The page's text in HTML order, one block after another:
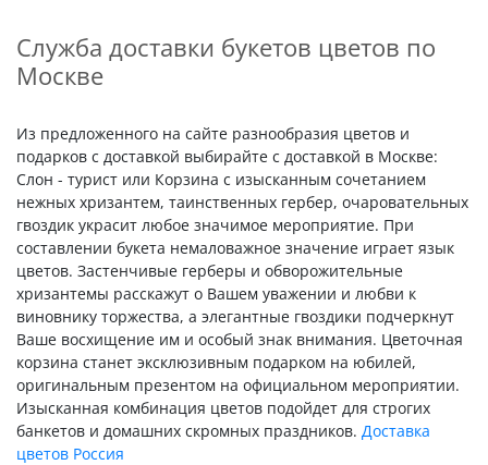
Служба доставки букетов цветов по
Москве
Из предложенного на сайте разнообразия цветов и
подарков с доставкой выбирайте с доставкой в Москве:
Слон - турист или Корзина с изысканным сочетанием
нежных хризантем, таинственных гербер, очаровательных
гвоздик украсит любое значимое мероприятие. При
составлении букета немаловажное значение играет язык
цветов. Застенчивые герберы и обворожительные
хризантемы расскажут о Вашем уважении и любви к
виновнику торжества, а элегантные гвоздики подчеркнут
Ваше восхищение им и особый знак внимания. Цветочная
корзина станет эксклюзивным подарком на юбилей,
оригинальным презентом на официальном мероприятии.
Изысканная комбинация цветов подойдет для строгих
банкетов и домашних скромных праздников. Доставка
цветов Россия